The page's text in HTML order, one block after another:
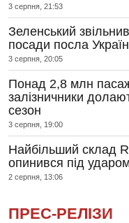
3 серпня, 21:53
Зеленський
посади посла
3 серпня, 20:05
Понад 2,8 млн
залізничники
сезон
3 серпня, 19:00
Найбільший склад
опинився під
2 серпня, 13:06
ПРЕС-РЕЛІЗИ